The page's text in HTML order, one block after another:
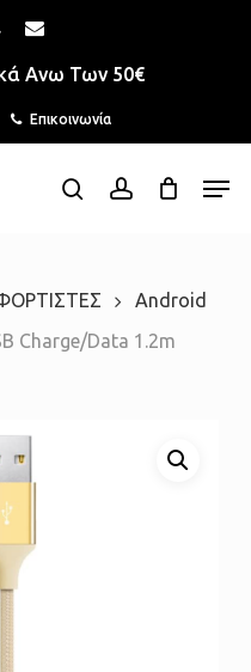
email
Ανω Των 50€
Επικοινωνία
searchaccount
Android
Charge/Data 1.2m